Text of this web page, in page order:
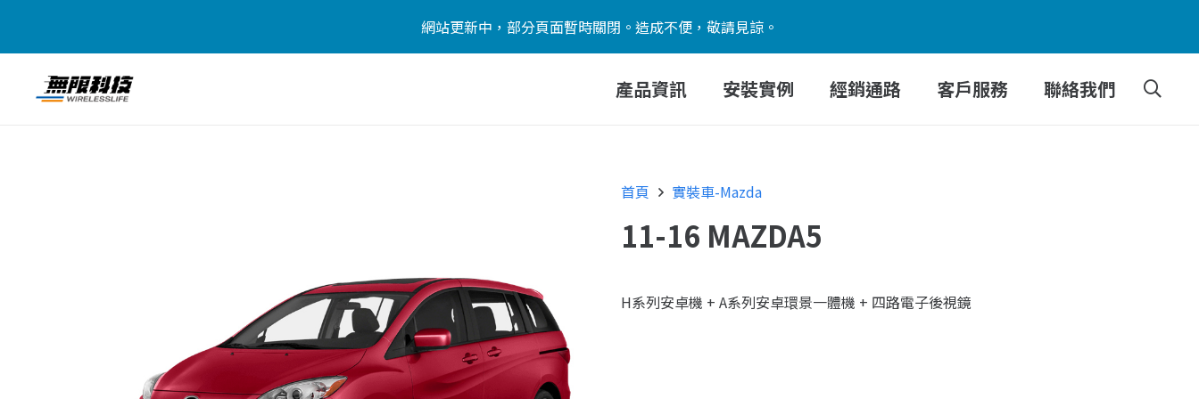
網站更新中，部分頁面暫時關閉。造成不便，敬請見諒。
產品資訊 安裝實例 經銷通路 客戶服務 聯絡我們
首頁 實裝車-Mazda
11-16 MAZDA5
H系列安卓機 + A系列安卓環景一體機 + 四路電子後視鏡